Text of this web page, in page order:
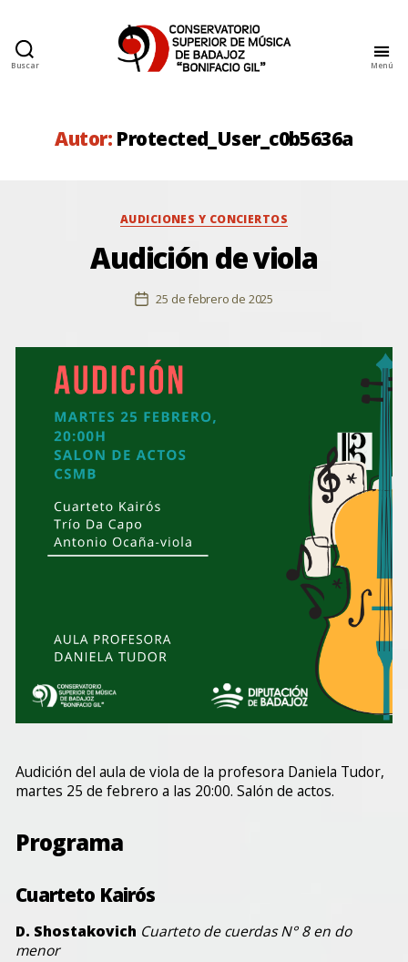
Buscar
Música
de
Menú
Autor: Protected_User_c0b5636a
Categorías
AUDICIONES Y CONCIERTOS
Audición de viola
Fecha
entrada
25 de febrero de 2025
Audición del aula de viola de la profesora Daniela Tudor,
martes 25 de febrero a las 20:00. Salón de actos.
Programa
Cuarteto Kairós
D. Shostakovich Cuarteto de cuerdas N° 8 en do
menor